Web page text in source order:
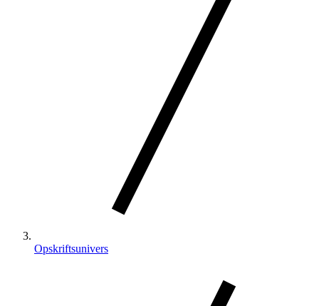
Opskriftsunivers